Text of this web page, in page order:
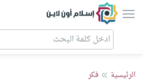
إسلام أون لاين
الرئيسية فكر